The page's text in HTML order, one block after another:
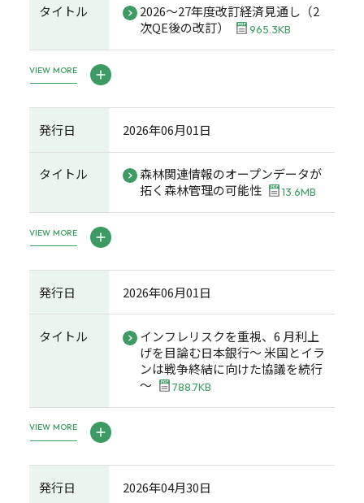
タイトル
2026～27年度改訂経済見通し（2
次QE後の改訂）
965.3KB
VIEW MORE
発行日 2026年06月01日
タイトル
森林関連情報のオープンデータが
拓く森林管理の可能性
13.6MB
VIEW MORE
発行日 2026年06月01日
タイトル
インフレリスクを重視、6 月利上
げを目論む日本銀行～ 米国とイラ
ンは戦争終結に向けた協議を続行
～
788.7KB
VIEW MORE
発行日 2026年04月30日